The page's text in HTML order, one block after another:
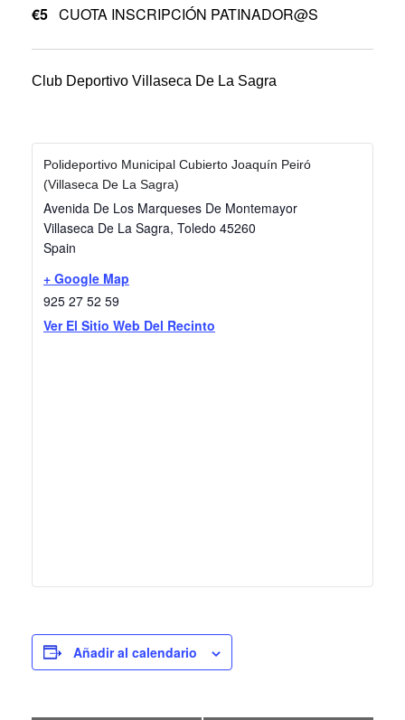
€5 CUOTA INSCRIPCIÓN PATINADOR@S
Club Deportivo Villaseca De La Sagra
Polideportivo Municipal Cubierto Joaquín Peiró
(Villaseca De La Sagra)
Avenida De Los Marqueses De Montemayor
Villaseca De La Sagra, Toledo 45260
Spain
+ Google Map
925 27 52 59
Ver El Sitio Web Del Recinto
Añadir al calendario